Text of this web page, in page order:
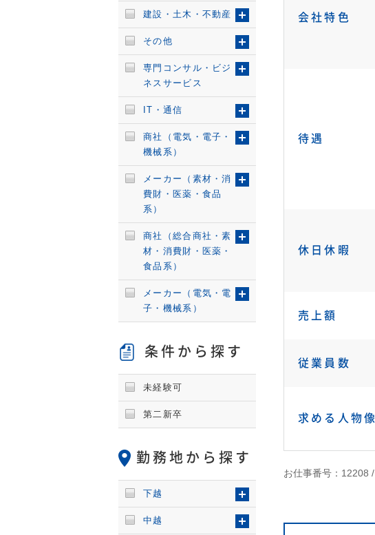
会社特色
待遇
休日休暇
売上額
従業員数
求める人物像
お仕事番号：12208 /
建設・土木・不動産
その他
専門コンサル・ビジ
ネスサービス
IT・通信
商社（電気・電子・
機械系）
メーカー（素材・消
費財・医薬・食品
系）
商社（総合商社・素
材・消費財・医薬・
食品系）
メーカー（電気・電
子・機械系）
条件から探す
未経験可
第二新卒
勤務地から探す
下越
中越